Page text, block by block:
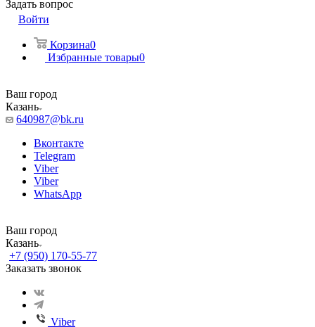
Задать вопрос
Войти
Корзина0
Избранные товары0
Ваш город
Казань
640987@bk.ru
Вконтакте
Telegram
Viber
Viber
WhatsApp
Ваш город
Казань
+7 (950) 170-55-77
Заказать звонок
Viber